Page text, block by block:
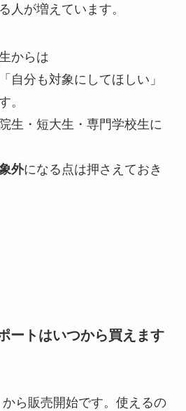
人が増えています。
からは
自分も対象にしてほしい」
。
生・短大生・専門学校生に
外になる点は押さえておき
ートはいつから買えます
ら販売開始です。使えるの